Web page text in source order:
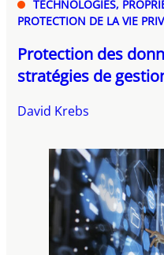
TECHNOLOGIES,
PROTECTION DE LA VIE
Protection des
stratégies de
David Krebs